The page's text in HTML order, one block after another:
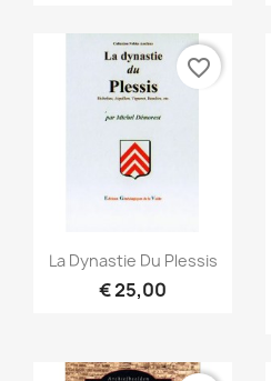
Snel bekijken
La Dynastie Du Plessis
€ 25,00
favorite_border